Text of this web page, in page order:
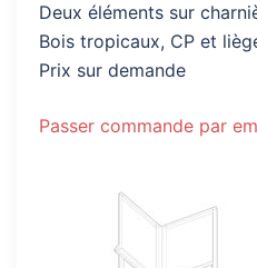
Deux éléments sur
Bois tropicaux, CP et
Prix sur demande
Passer commande par